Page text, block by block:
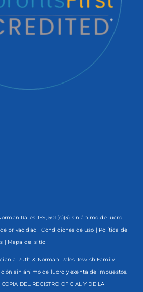
Rales JFS, 501(c)(3) sin ánimo de lucro
privacidad |Condiciones de uso | Política de
| Mapa del sitio
a Ruth & Norman Rales Jewish Family
sin ánimo de lucro y exenta de impuestos.
DEL REGISTRO OFICIAL Y DE LA